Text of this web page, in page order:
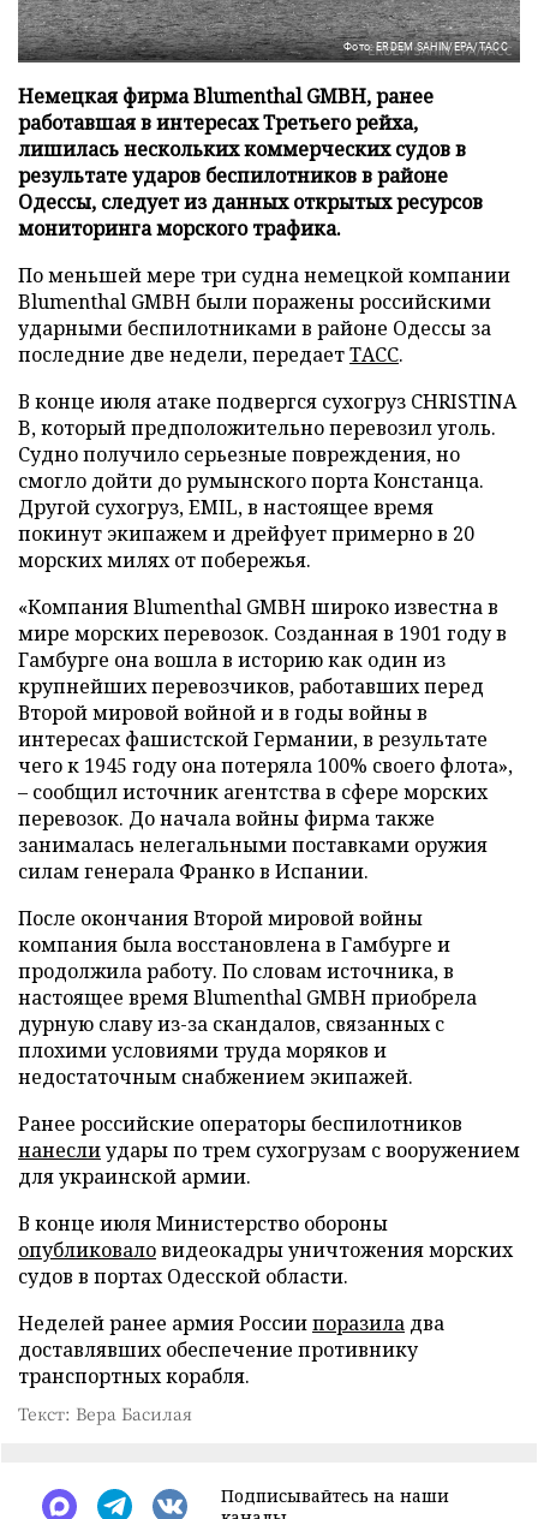
Фото: ERDEM SAHIN/EPA/ТАСС
Немецкая фирма Blumenthal GMBH, ранее
работавшая в интересах Третьего рейха,
лишилась нескольких коммерческих судов в
результате ударов беспилотников в районе
Одессы, следует из данных открытых ресурсов
мониторинга морского трафика.
По меньшей мере три судна немецкой компании
Blumenthal GMBH были поражены российскими
ударными беспилотниками в районе Одессы за
последние две недели, передаетТАСС.
В конце июля атаке подвергся сухогруз CHRISTINA
B, который предположительно перевозил уголь.
Судно получило серьезные повреждения, но
смогло дойти до румынского порта Констанца.
Другой сухогруз, EMIL, в настоящее время
покинут экипажем и дрейфует примерно в 20
морских милях от побережья.
«Компания Blumenthal GMBH широко известна в
мире морских перевозок. Созданная в 1901 году в
Гамбурге она вошла в историю как один из
крупнейших перевозчиков, работавших перед
Второй мировой войной и в годы войны в
интересах фашистской Германии, в результате
чего к 1945 году она потеряла 100% своего флота»,
– сообщил источник агентства в сфере морских
перевозок. До начала войны фирма также
занималась нелегальными поставками оружия
силам генерала Франко в Испании.
После окончания Второй мировой войны
компания была восстановлена в Гамбурге и
продолжила работу. По словам источника, в
настоящее время Blumenthal GMBH приобрела
дурную славу из-за скандалов, связанных с
плохими условиями труда моряков и
недостаточным снабжением экипажей.
Ранее российские операторы беспилотников
нанеслиудары по трем сухогрузам с вооружением
для украинской армии.
В конце июля Министерство обороны
опубликоваловидеокадры уничтожения морских
судов в портах Одесской области.
Неделей ранее армия Россиипоразила два
доставлявших обеспечение противнику
транспортных корабля.
Текст: Вера Басилая
Подписывайтесь на наши